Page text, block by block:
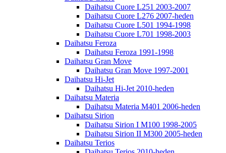
Daihatsu Cuore L251 2003-2007
Daihatsu Cuore L276 2007-heden
Daihatsu Cuore L501 1994-1998
Daihatsu Cuore L701 1998-2003
Daihatsu Feroza
Daihatsu Feroza 1991-1998
Daihatsu Gran Move
Daihatsu Gran Move 1997-2001
Daihatsu Hi-Jet
Daihatsu Hi-Jet 2010-heden
Daihatsu Materia
Daihatsu Materia M401 2006-heden
Daihatsu Sirion
Daihatsu Sirion I M100 1998-2005
Daihatsu Sirion II M300 2005-heden
Daihatsu Terios